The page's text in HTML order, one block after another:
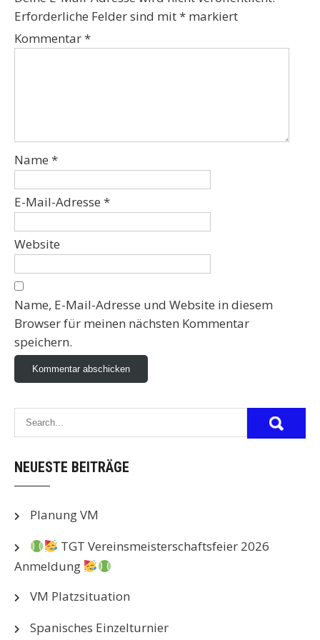
Erforderliche Felder sind mit* markiert
Kommentar*
Name *
E-Mail-Adresse *
Website
Name, E-Mail-Adresse und Website in diesem
Browser für meinen nächsten Kommentar
speichern.
NEUESTE BEITRÄGE
Planung VM
TGT Vereinsmeisterschaftsfeier 2026
Anmeldung
VM Platzsituation
Spanisches Einzelturnier